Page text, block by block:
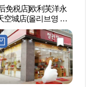
免税店]欧利芙洋永
空城店(올리브영 영
늘도시점)